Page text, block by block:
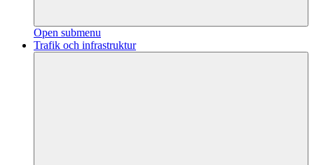
Open submenu
Trafik och infrastruktur